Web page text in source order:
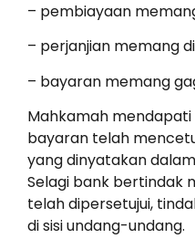
– pembiayaan
– perjanjian memang
– bayaran memang
Mahkamah
bayaran telah
yang dinyatakan
Selagi bank bertindak
telah dipersetujui,
di sisi undang-undang.